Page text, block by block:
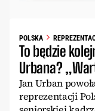
POLSKA
To będzie
Urbana?
Jan Urban
reprezentacji